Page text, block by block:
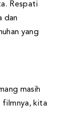
Respati
dan
yang
masih
filmnya, kita